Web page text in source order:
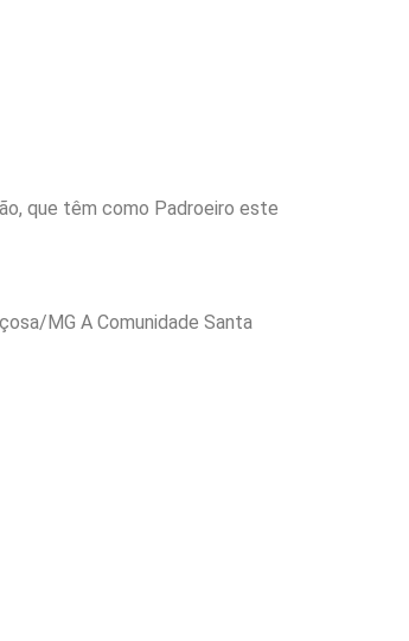
que têm como Padroeiro este
MG A Comunidade Santa